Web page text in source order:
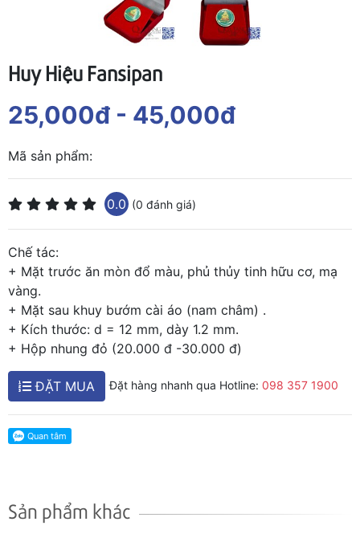
Huy Hiệu Fansipan
25,000đ - 45,000đ
Mã sản phẩm:
0.0 (0 đánh giá)
Chế tác:
+ Mặt trước ăn mòn đổ màu, phủ thủy tinh hữu cơ, mạ
vàng.
+ Mặt sau khuy bướm cài áo (nam châm) .
+ Kích thước: d = 12 mm, dày 1.2 mm.
+ Hộp nhung đỏ (20.000 đ -30.000 đ)
ĐẶT MUA Đặt hàng nhanh qua Hotline: 098 357 1900
Sản phẩm khác